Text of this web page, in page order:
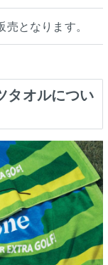
となります。
タオルについ